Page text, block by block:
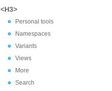
<H3>
Personal tools
Namespaces
Variants
Views
More
Search